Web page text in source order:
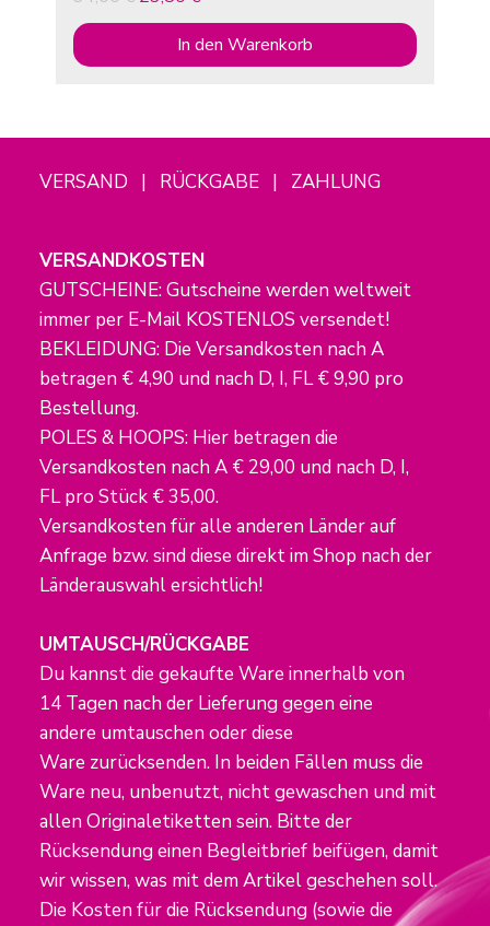
In den Warenkorb
VERSAND | RÜCKGABE | ZAHLUNG
VERSANDKOSTEN
GUTSCHEINE: Gutscheine werden weltweit
immer per E-Mail KOSTENLOS versendet!
BEKLEIDUNG: Die Versandkosten nach A
betragen € 4,90 und nach D, I, FL € 9,90 pro
Bestellung.
POLES & HOOPS: Hier betragen die
Versandkosten nach A € 29,00 und nach D, I,
FL pro Stück € 35,00.
Versandkosten für alle anderen Länder auf
Anfrage bzw. sind diese direkt im Shop nach der
Länderauswahl ersichtlich!
UMTAUSCH/RÜCKGABE
Du kannst die gekaufte Ware innerhalb von
14 Tagen nach der Lieferung gegen eine
andere umtauschen oder diese
Ware zurücksenden. In beiden Fällen muss die
Ware neu, unbenutzt, nicht gewaschen und mit
allen Originaletiketten sein. Bitte der
Rücksendung einen Begleitbrief beifügen, damit
wir wissen, was mit dem Artikel geschehen soll.
Die Kosten für die Rücksendung (sowie die